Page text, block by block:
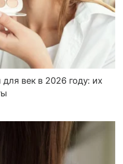
век в 2026 году: их